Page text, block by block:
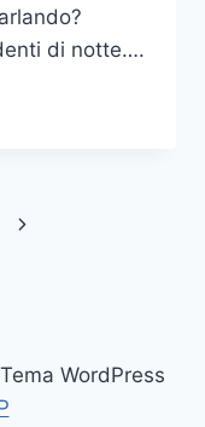
di notte….
Pagina
WordPress